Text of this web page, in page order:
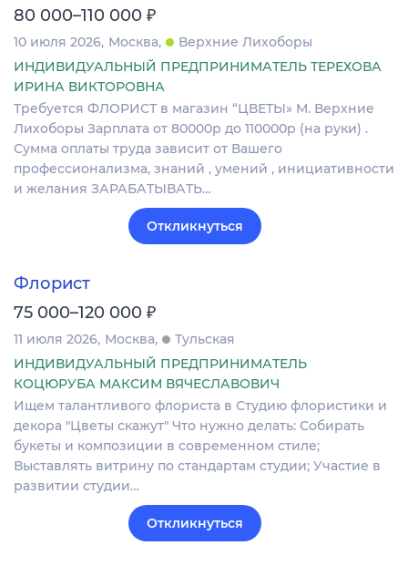
80 000–110 000 ₽
10 июля 2026 Москва
Верхние Лихоборы
ИНДИВИДУАЛЬНЫЙ ПРЕДПРИНИМАТЕЛЬ ТЕРЕХОВА
ИРИНА ВИКТОРОВНА
Требуется ФЛОРИСТ в магазин “ЦВЕТЫ» М. Верхние
Лихоборы Зарплата от 80000р до 110000р (на руки) .
Сумма оплаты труда зависит от Вашего
профессионализма, знаний , умений , инициативности
и желания ЗАРАБАТЫВАТЬ…
Откликнуться
Флорист
75 000–120 000 ₽
11 июля 2026 Москва
Тульская
ИНДИВИДУАЛЬНЫЙ ПРЕДПРИНИМАТЕЛЬ
КОЦЮРУБА МАКСИМ ВЯЧЕСЛАВОВИЧ
Ищем талантливого флориста в Студию флористики и
декора "Цветы скажут" Что нужно делать: Собирать
букеты и композиции в современном стиле;
Выставлять витрину по стандартам студии; Участие в
развитии студии…
Откликнуться